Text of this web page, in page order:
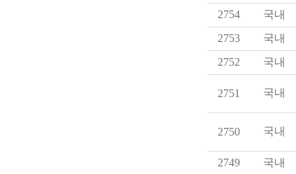
2754
국내
2753
국내
2752
국내
2751 국내
2750 국내
2749
국내